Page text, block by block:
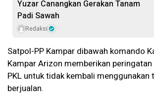
Yuzar Canangkan Gerakan Tanam
Padi Sawah
Redaksi
Satpol-PP Kampar dibawah komando
Kampar Arizon memberikan
PKL untuk tidak kembali
berjualan.